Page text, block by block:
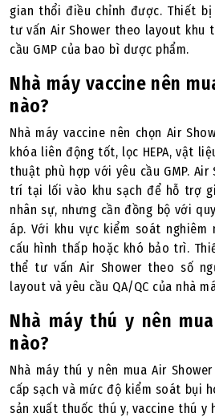
gian thổi điều chỉnh được. Thiết bị
tư vấn Air Shower theo layout khu
cầu GMP của bao bì dược phẩm.
Nhà máy vaccine nên
nào?
Nhà máy vaccine nên chọn Air
khóa liên động tốt, lọc HEPA, vật
thuật phù hợp với yêu cầu GMP.
trí tại lối vào khu sạch để hỗ trợ
nhân sự, nhưng cần đồng bộ với
áp. Với khu vực kiểm soát
cấu hình thấp hoặc khó bảo trì.
thể tư vấn Air Shower theo số
layout và yêu cầu QA/QC của nhà
Nhà máy thú y nên
nào?
Nhà máy thú y nên mua Air
cấp sạch và mức độ kiểm soát bụi
sản xuất thuốc thú y, vaccine thú y